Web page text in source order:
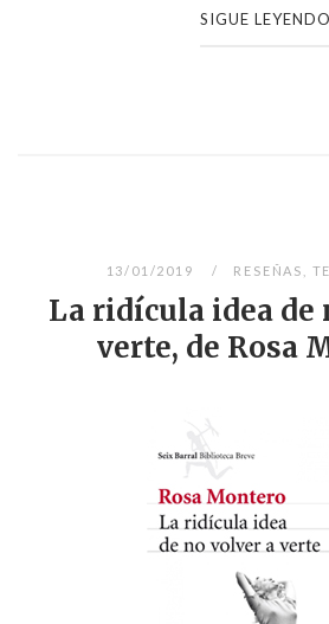
SIGUE LEYENDO
13/01/2019 RESEÑAS
La ridícula idea de
verte, de Rosa